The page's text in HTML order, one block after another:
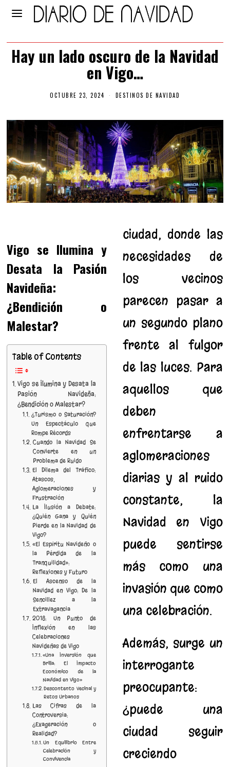
Hay un lado oscuro de la Navidad
en Vigo…
OCTUBRE 23, 2024
U
R
E
2
0
2
4
DESTINOS DE NAVIDAD
Vigo se Ilumina y
Desata la Pasión
Navideña:
¿Bendición o
Malestar?
Table of Contents
Vigo se Ilumina y Desata la
Pasión Navideña:
¿Bendición o Malestar?
¿Turismo o Saturación?
Un Espectáculo que
Rompe Récords
Cuando la Navidad Se
Convierte en un
Problema de Ruido
El Dilema del Tráfico:
Atascos,
Aglomeraciones y
Frustración
La Ilusión a Debate:
¿Quién Gana y Quién
Pierde en la Navidad de
Vigo?
«El Espíritu Navideño o
la Pérdida de la
Tranquilidad»:
Reflexiones y Futuro
El Ascenso de la
Navidad en Vigo: De la
Sencillez a la
Extravagancia
2018: Un Punto de
Inflexión en las
Celebraciones
Navideñas de Vigo
«Una Inversión que
Brilla: El Impacto
Económico de la
Navidad en Vigo»
Descontento Vecinal y
Retos Urbanos
Las Cifras de la
Controversia:
¿Exageración o
Realidad?
Un Equilibrio Entre
Celebración y
Convivencia
ciudad, donde las
necesidades de
los vecinos
parecen pasar a
un segundo plano
frente al fulgor
de las luces. Para
aquellos que
deben
enfrentarse a
aglomeraciones
diarias y al ruido
constante, la
Navidad en Vigo
puede sentirse
más como una
invasión que como
una celebración.
Además, surge un
interrogante
preocupante:
¿puede una
ciudad seguir
creciendo